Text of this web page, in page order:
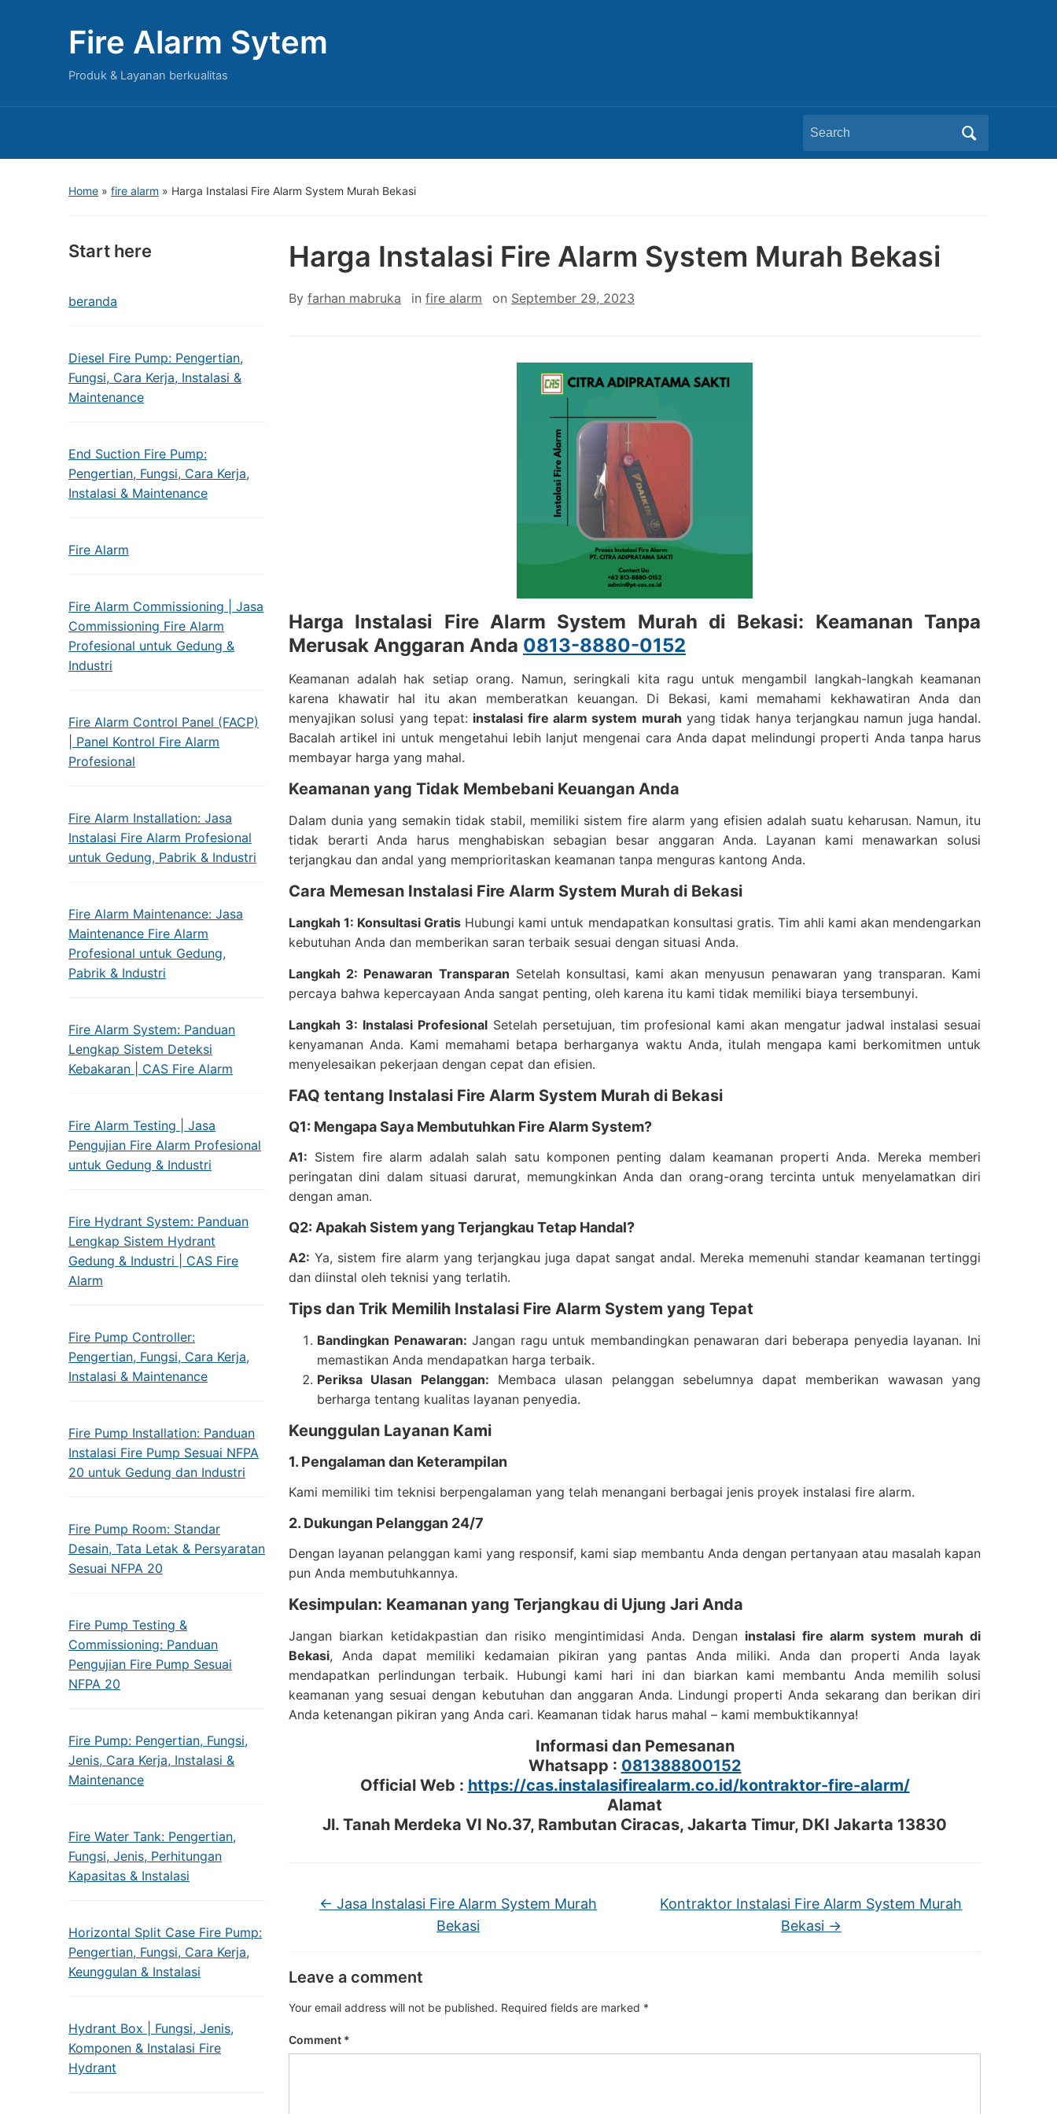
Fire Alarm Sytem
Produk & Layanan berkualitas
Search
for:
Home » fire alarm » Harga Instalasi Fire Alarm System Murah Bekasi
Start here
beranda
Diesel Fire Pump: Pengertian,
Fungsi, Cara Kerja, Instalasi &
Maintenance
End Suction Fire Pump:
Pengertian, Fungsi, Cara Kerja,
Instalasi & Maintenance
Fire Alarm
Fire Alarm Commissioning | Jasa
Commissioning Fire Alarm
Profesional untuk Gedung &
Industri
Fire Alarm Control Panel (FACP)
| Panel Kontrol Fire Alarm
Profesional
Fire Alarm Installation: Jasa
Instalasi Fire Alarm Profesional
untuk Gedung, Pabrik & Industri
Fire Alarm Maintenance: Jasa
Maintenance Fire Alarm
Profesional untuk Gedung,
Pabrik & Industri
Fire Alarm System: Panduan
Lengkap Sistem Deteksi
Kebakaran | CAS Fire Alarm
Fire Alarm Testing | Jasa
Pengujian Fire Alarm Profesional
untuk Gedung & Industri
Fire Hydrant System: Panduan
Lengkap Sistem Hydrant
Gedung & Industri | CAS Fire
Alarm
Fire Pump Controller:
Pengertian, Fungsi, Cara Kerja,
Instalasi & Maintenance
Fire Pump Installation: Panduan
Instalasi Fire Pump Sesuai NFPA
20 untuk Gedung dan Industri
Fire Pump Room: Standar
Desain, Tata Letak & Persyaratan
Sesuai NFPA 20
Fire Pump Testing &
Commissioning: Panduan
Pengujian Fire Pump Sesuai
NFPA 20
Fire Pump: Pengertian, Fungsi,
Jenis, Cara Kerja, Instalasi &
Maintenance
Fire Water Tank: Pengertian,
Fungsi, Jenis, Perhitungan
Kapasitas & Instalasi
Horizontal Split Case Fire Pump:
Pengertian, Fungsi, Cara Kerja,
Keunggulan & Instalasi
Hydrant Box | Fungsi, Jenis,
Komponen & Instalasi Fire
Hydrant
Harga Instalasi Fire Alarm System Murah Bekasi
By farhan mabruka in fire alarm on September 29, 2023
Harga Instalasi Fire Alarm System Murah di Bekasi: Keamanan Tanpa
Merusak Anggaran Anda 0813-8880-0152
Keamanan adalah hak setiap orang. Namun, seringkali kita ragu untuk mengambil langkah-langkah keamanan
karena khawatir hal itu akan memberatkan keuangan. Di Bekasi, kami memahami kekhawatiran Anda dan
menyajikan solusi yang tepat: instalasi fire alarm system murah yang tidak hanya terjangkau namun juga handal.
Bacalah artikel ini untuk mengetahui lebih lanjut mengenai cara Anda dapat melindungi properti Anda tanpa harus
membayar harga yang mahal.
Keamanan yang Tidak Membebani Keuangan Anda
Dalam dunia yang semakin tidak stabil, memiliki sistem fire alarm yang efisien adalah suatu keharusan. Namun, itu
tidak berarti Anda harus menghabiskan sebagian besar anggaran Anda. Layanan kami menawarkan solusi
terjangkau dan andal yang memprioritaskan keamanan tanpa menguras kantong Anda.
Cara Memesan Instalasi Fire Alarm System Murah di Bekasi
Langkah 1: Konsultasi Gratis Hubungi kami untuk mendapatkan konsultasi gratis. Tim ahli kami akan mendengarkan
kebutuhan Anda dan memberikan saran terbaik sesuai dengan situasi Anda.
Langkah 2: Penawaran Transparan Setelah konsultasi, kami akan menyusun penawaran yang transparan. Kami
percaya bahwa kepercayaan Anda sangat penting, oleh karena itu kami tidak memiliki biaya tersembunyi.
Langkah 3: Instalasi ProfesionalSetelah persetujuan, tim profesional kami akan mengatur jadwal instalasi sesuai
kenyamanan Anda. Kami memahami betapa berharganya waktu Anda, itulah mengapa kami berkomitmen untuk
menyelesaikan pekerjaan dengan cepat dan efisien.
FAQ tentang Instalasi Fire Alarm System Murah di Bekasi
Q1: Mengapa Saya Membutuhkan Fire Alarm System?
A1: Sistem fire alarm adalah salah satu komponen penting dalam keamanan properti Anda. Mereka memberi
peringatan dini dalam situasi darurat, memungkinkan Anda dan orang-orang tercinta untuk menyelamatkan diri
dengan aman.
Q2: Apakah Sistem yang Terjangkau Tetap Handal?
A2: Ya, sistem fire alarm yang terjangkau juga dapat sangat andal. Mereka memenuhi standar keamanan tertinggi
dan diinstal oleh teknisi yang terlatih.
Tips dan Trik Memilih Instalasi Fire Alarm System yang Tepat
Bandingkan Penawaran: Jangan ragu untuk membandingkan penawaran dari beberapa penyedia layanan. Ini
memastikan Anda mendapatkan harga terbaik.
Periksa Ulasan Pelanggan: Membaca ulasan pelanggan sebelumnya dapat memberikan wawasan yang
berharga tentang kualitas layanan penyedia.
Keunggulan Layanan Kami
1. Pengalaman dan Keterampilan
Kami memiliki tim teknisi berpengalaman yang telah menangani berbagai jenis proyek instalasi fire alarm.
2. Dukungan Pelanggan 24/7
Dengan layanan pelanggan kami yang responsif, kami siap membantu Anda dengan pertanyaan atau masalah kapan
pun Anda membutuhkannya.
Kesimpulan: Keamanan yang Terjangkau di Ujung Jari Anda
Jangan biarkan ketidakpastian dan risiko mengintimidasi Anda. Dengan instalasi fire alarm system murah di
Bekasi, Anda dapat memiliki kedamaian pikiran yang pantas Anda miliki. Anda dan properti Anda layak
mendapatkan perlindungan terbaik. Hubungi kami hari ini dan biarkan kami membantu Anda memilih solusi
keamanan yang sesuai dengan kebutuhan dan anggaran Anda. Lindungi properti Anda sekarang dan berikan diri
Anda ketenangan pikiran yang Anda cari. Keamanan tidak harus mahal – kami membuktikannya!
Informasi dan Pemesanan
Whatsapp : 081388800152
Official Web : https://cas.instalasifirealarm.co.id/kontraktor-fire-alarm/
Alamat
Jl. Tanah Merdeka VI No.37, Rambutan Ciracas, Jakarta Timur, DKI Jakarta 13830
← Jasa Instalasi Fire Alarm System Murah
Bekasi
Kontraktor Instalasi Fire Alarm System Murah
Bekasi →
Leave a comment
Your email address will not be published. Required fields are marked *
Comment *